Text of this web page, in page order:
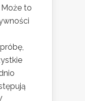
Może to